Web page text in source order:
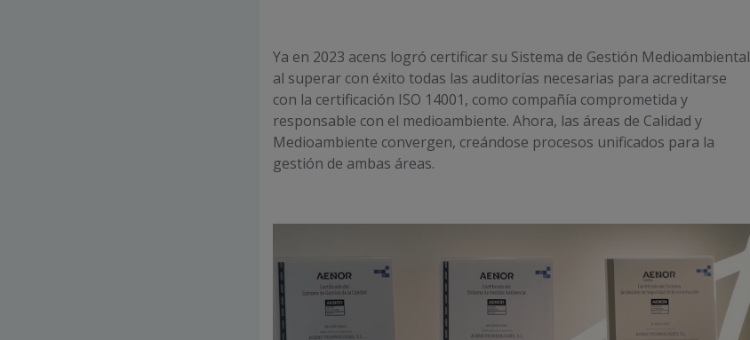
Ya en 2023 acens logró certificar su Sistema de Gestión Medioambiental
al superar con éxito todas las auditorías necesarias para acreditarse
con la certificación ISO 14001, como compañía comprometida y
responsable con el medioambiente. Ahora, las áreas de Calidad y
Medioambiente convergen, creándose procesos unificados para la
gestión de ambas áreas.